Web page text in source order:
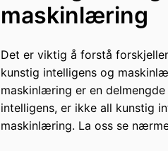
maskinlæring
Det er viktig å forstå
kunstig intelligens og
maskinlæring er en
intelligens, er ikke all kunstig
maskinlæring. La oss se